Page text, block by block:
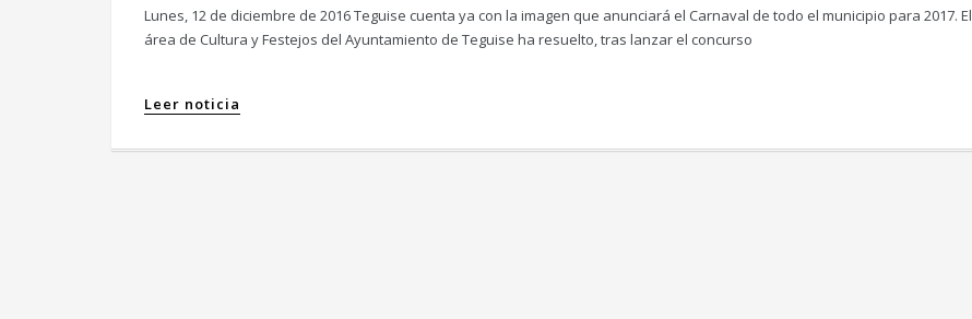
Lunes, 12 de diciembre de 2016 Teguise cuenta ya con la imagen que anunciará el Carnaval de todo el municipio para 2017. El
área de Cultura y Festejos del Ayuntamiento de Teguise ha resuelto, tras lanzar el concurso
Leer noticia